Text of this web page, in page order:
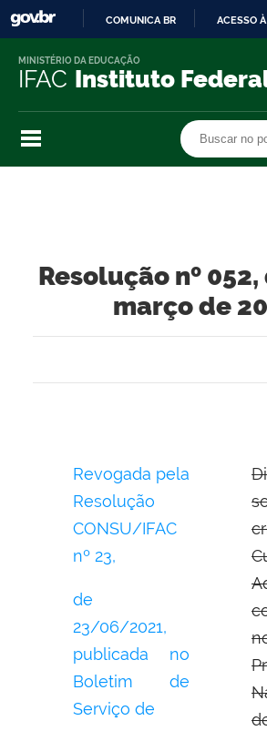
O
COMUNICA BR ACESSO
IFAC Instituto
MINISTÉRIO DA EDUCAÇÃO
Resolução nº
março de
Revogada pela
Resolução
CONSU/IFAC
nº 23,
de
23/06/2021,
publicada no
Boletim de
Serviço de